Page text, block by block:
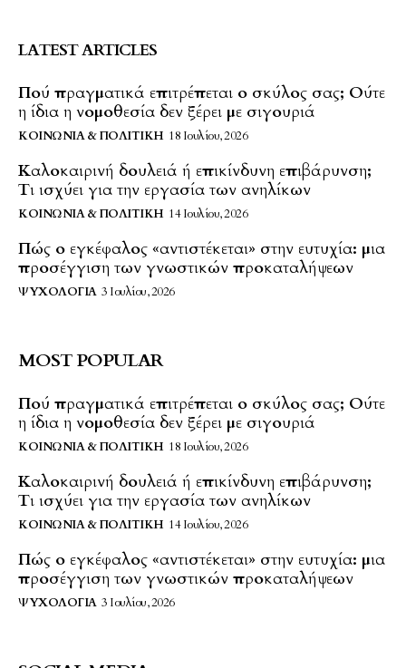
LATEST ARTICLES
Πού πραγματικά επιτρέπεται ο σκύλος σας; Ούτε
η ίδια η νομοθεσία δεν ξέρει με σιγουριά
ΚΟΙΝΩΝΊΑ & ΠΟΛΙΤΙΚΉ 18 Ιουλίου, 2026
Καλοκαιρινή δουλειά ή επικίνδυνη επιβάρυνση;
Τι ισχύει για την εργασία των ανηλίκων
ΚΟΙΝΩΝΊΑ & ΠΟΛΙΤΙΚΉ 14 Ιουλίου, 2026
Πώς ο εγκέφαλος «αντιστέκεται» στην ευτυχία: μια
προσέγγιση των γνωστικών προκαταλήψεων
ΨΥΧΟΛΟΓΊΑ 3 Ιουλίου, 2026
MOST POPULAR
Πού πραγματικά επιτρέπεται ο σκύλος σας; Ούτε
η ίδια η νομοθεσία δεν ξέρει με σιγουριά
ΚΟΙΝΩΝΊΑ & ΠΟΛΙΤΙΚΉ 18 Ιουλίου, 2026
Καλοκαιρινή δουλειά ή επικίνδυνη επιβάρυνση;
Τι ισχύει για την εργασία των ανηλίκων
ΚΟΙΝΩΝΊΑ & ΠΟΛΙΤΙΚΉ 14 Ιουλίου, 2026
Πώς ο εγκέφαλος «αντιστέκεται» στην ευτυχία: μια
προσέγγιση των γνωστικών προκαταλήψεων
ΨΥΧΟΛΟΓΊΑ 3 Ιουλίου, 2026